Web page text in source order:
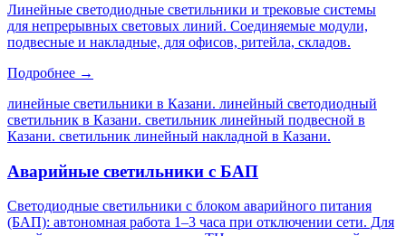
Линейные светодиодные светильники и трековые системы
для непрерывных световых линий. Соединяемые модули,
подвесные и накладные, для офисов, ритейла, складов.
Подробнее →
линейные светильники в Казани. линейный светодиодный
светильник в Казани. светильник линейный подвесной в
Казани. светильник линейный накладной в Казани.
Аварийные светильники с БАП
Светодиодные светильники с блоком аварийного питания
(БАП): автономная работа 1–3 часа при отключении сети. Для